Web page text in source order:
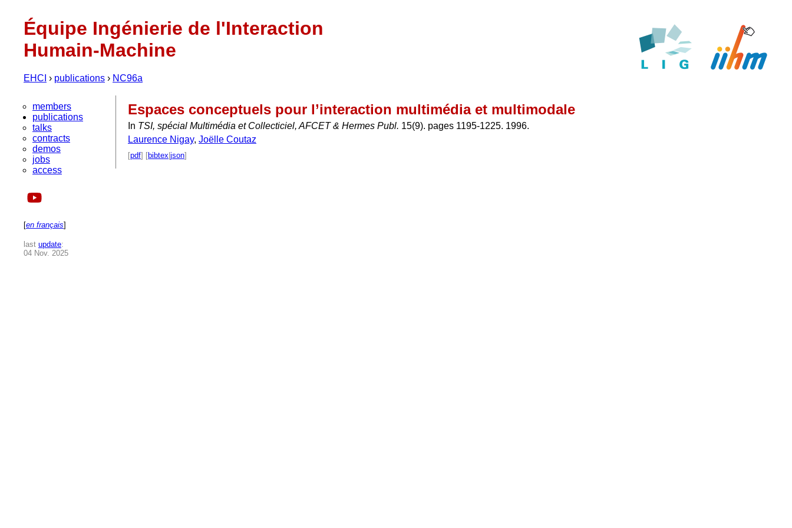
Équipe Ingénierie de l'Interaction
Humain-Machine
EHCI › publications › NC96a
members
publications
talks
contracts
demos
jobs
access
[en français]
last update:
04 Nov. 2025
Espaces conceptuels pour l’interaction multimédia et multimodale
In TSI, spécial Multimédia et Collecticiel, AFCET & Hermes Publ. 15(9). pages 1195-1225. 1996.
Laurence Nigay, Joëlle Coutaz
[pdf] [bibtex json]